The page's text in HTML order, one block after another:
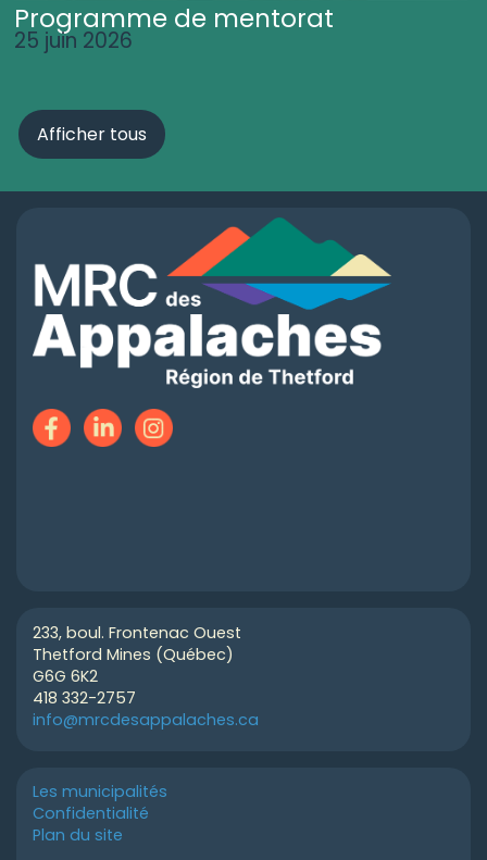
Programme de mentorat
25 juin 2026
Afficher tous
233, boul. Frontenac Ouest
Thetford Mines (Québec)
G6G 6K2
418 332-2757
info@mrcdesappalaches.ca
Les municipalités
Confidentialité
Plan du site